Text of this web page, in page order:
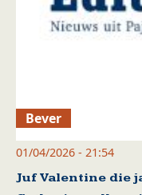
Bever
01/04/2026 - 21:54
Juf Valentine die